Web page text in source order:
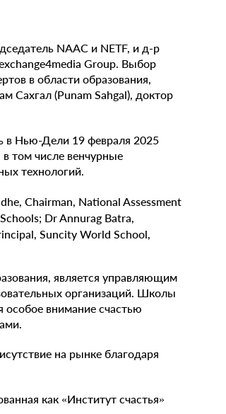
NAAC и NETF, и д-р
Group. Выбор
в области образования,
Сахгал (Punam Sahgal), доктор
в Нью-Дели 19 февраля 2025
том числе венчурные
технологий.
является управляющим
организаций. Школы
особое внимание счастью
на рынке благодаря
как «Институт счастья»